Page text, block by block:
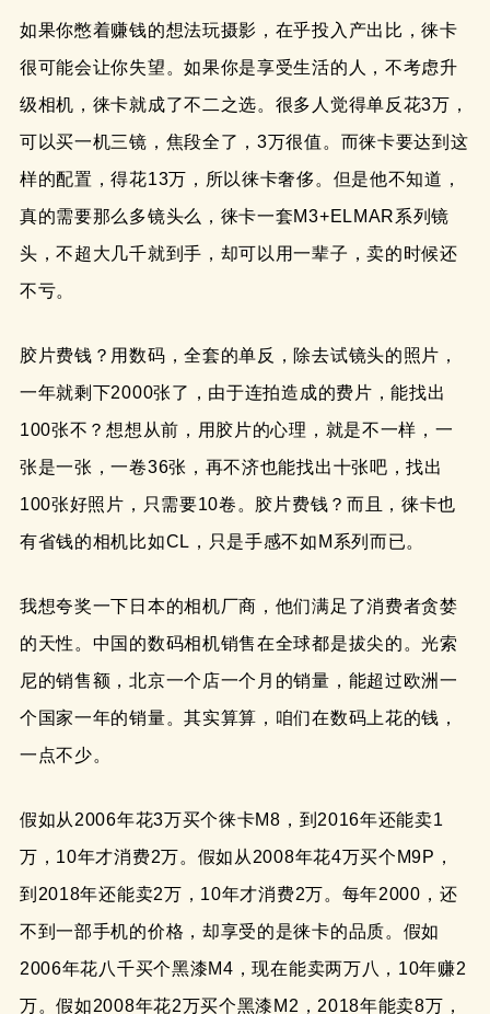
如果你憋着赚钱的想法玩摄影，在乎投入产出比，徕卡
很可能会让你失望。如果你是享受生活的人，不考虑升
级相机，徕卡就成了不二之选。很多人觉得单反花3万，
可以买一机三镜，焦段全了，3万很值。而徕卡要达到这
样的配置，得花13万，所以徕卡奢侈。但是他不知道，
真的需要那么多镜头么，徕卡一套M3+ELMAR系列镜
头，不超大几千就到手，却可以用一辈子，卖的时候还
不亏。
胶片费钱？用数码，全套的单反，除去试镜头的照片，
一年就剩下2000张了，由于连拍造成的费片，能找出
100张不？想想从前，用胶片的心理，就是不一样，一
张是一张，一卷36张，再不济也能找出十张吧，找出
100张好照片，只需要10卷。胶片费钱？而且，徕卡也
有省钱的相机比如CL，只是手感不如M系列而已。
我想夸奖一下日本的相机厂商，他们满足了消费者贪婪
的天性。中国的数码相机销售在全球都是拔尖的。光索
尼的销售额，北京一个店一个月的销量，能超过欧洲一
个国家一年的销量。其实算算，咱们在数码上花的钱，
一点不少。
假如从2006年花3万买个徕卡M8，到2016年还能卖1
万，10年才消费2万。假如从2008年花4万买个M9P，
到2018年还能卖2万，10年才消费2万。每年2000，还
不到一部手机的价格，却享受的是徕卡的品质。假如
2006年花八千买个黑漆M4，现在能卖两万八，10年赚2
万。假如2008年花2万买个黑漆M2，2018年能卖8万，